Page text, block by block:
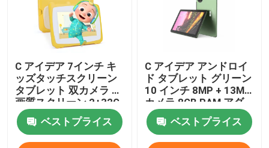
C アイデア 7インチ キ
ッズタッチスクリーン
タブレット 双カメラ 高
画質スクリーン 2+32G
黄色
ベストプライス
C アイデア アンドロイ
ド タブレット グリーン
10 インチ 8MP + 13MP
カメラ 8GB RAM アダ
ルト ゲーム タブレット
CM7800ベストプライス